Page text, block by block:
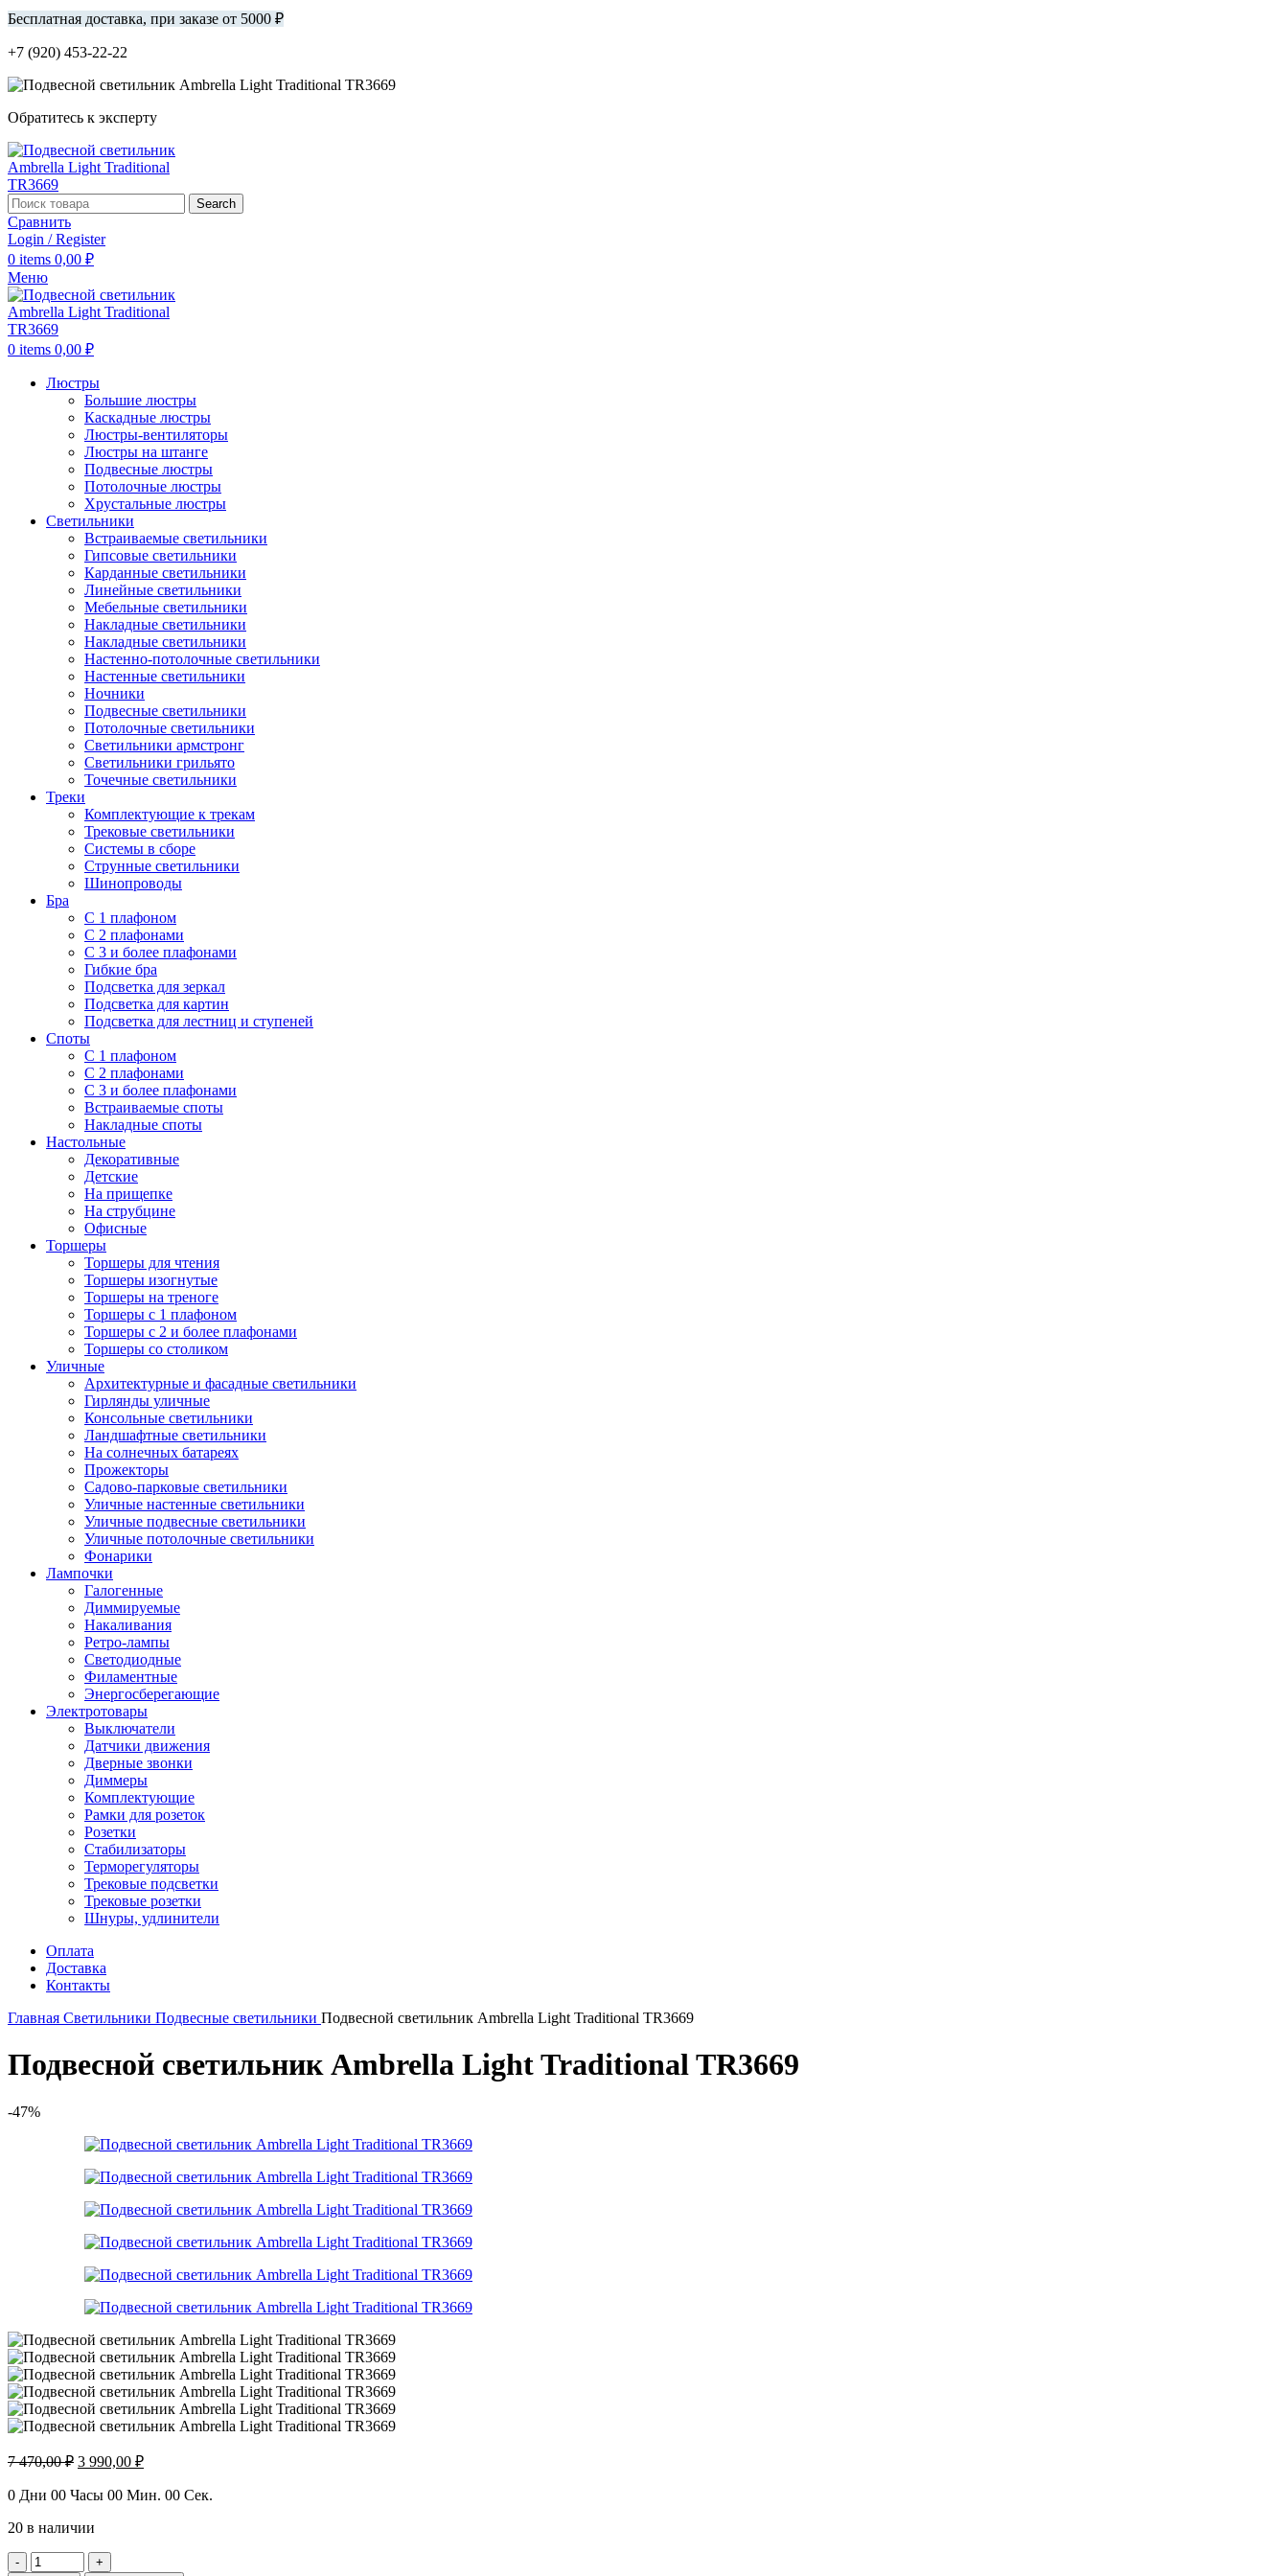
Бесплатная доставка, при заказе от 5000 ₽
+7 (920) 453-22-22
Обратитесь к эксперту
Search
Сравнить
Login / Register
0 items 0,00 ₽
Меню
0 items 0,00 ₽
Люстры
Большие люстры
Каскадные люстры
Люстры-вентиляторы
Люстры на штанге
Подвесные люстры
Потолочные люстры
Хрустальные люстры
Светильники
Встраиваемые светильники
Гипсовые светильники
Карданные светильники
Линейные светильники
Мебельные светильники
Накладные светильники
Накладные светильники
Настенно-потолочные светильники
Настенные светильники
Ночники
Подвесные светильники
Потолочные светильники
Светильники армстронг
Светильники грильято
Точечные светильники
Треки
Комплектующие к трекам
Трековые светильники
Системы в сборе
Струнные светильники
Шинопроводы
Бра
С 1 плафоном
С 2 плафонами
С 3 и более плафонами
Гибкие бра
Подсветка для зеркал
Подсветка для картин
Подсветка для лестниц и ступеней
Споты
С 1 плафоном
С 2 плафонами
С 3 и более плафонами
Встраиваемые споты
Накладные споты
Настольные
Декоративные
Детские
На прищепке
На струбцине
Офисные
Торшеры
Торшеры для чтения
Торшеры изогнутые
Торшеры на треноге
Торшеры с 1 плафоном
Торшеры с 2 и более плафонами
Торшеры со столиком
Уличные
Архитектурные и фасадные светильники
Гирлянды уличные
Консольные светильники
Ландшафтные светильники
На солнечных батареях
Прожекторы
Садово-парковые светильники
Уличные настенные светильники
Уличные подвесные светильники
Уличные потолочные светильники
Фонарики
Лампочки
Галогенные
Диммируемые
Накаливания
Ретро-лампы
Светодиодные
Филаментные
Энергосберегающие
Электротовары
Выключатели
Датчики движения
Дверные звонки
Диммеры
Комплектующие
Рамки для розеток
Розетки
Стабилизаторы
Терморегуляторы
Трековые подсветки
Трековые розетки
Шнуры, удлинители
Оплата
Доставка
Контакты
Главная Светильники Подвесные светильники Подвесной светильник Ambrella Light Traditional TR3669
Подвесной светильник Ambrella Light Traditional TR3669
-47%
7 470,00₽ Первоначальная
составляла
470,00 ₽.
3 990,00 ₽Текущая
3
0 Дни 00 Часы 00 Мин. 00 Сек.
20 в наличии
Количество